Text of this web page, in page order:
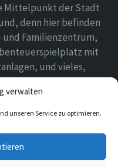
verwalten
unseren Service zu optimieren.
Mittelpunkt der Stadt
denn hier befinden
und Familienzentrum,
mit
und vieles,
ihr hier auf